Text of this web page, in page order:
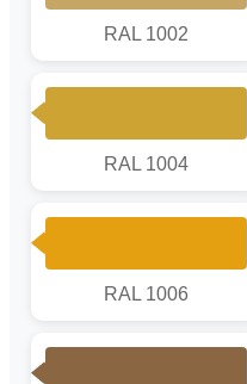
RAL 1002
RAL 1004
RAL 1006